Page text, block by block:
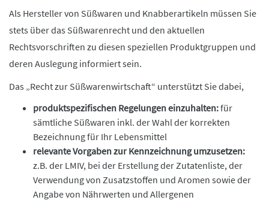
Als Hersteller von Süßwaren und Knabberartikeln müssen Sie
stets über das Süßwarenrecht und den aktuellen
Rechtsvorschriften zu diesen speziellen Produktgruppen und
deren Auslegung informiert sein.
Das „Recht zur Süßwarenwirtschaft“ unterstützt Sie dabei,
produktspezifischen Regelungen einzuhalten:für
sämtliche Süßwaren inkl. der Wahl der korrekten
Bezeichnung für Ihr Lebensmittel
relevante Vorgaben zur Kennzeichnung umzusetzen:
z.B. der LMIV, bei der Erstellung der Zutatenliste, der
Verwendung von Zusatzstoffen und Aromen sowie der
Angabe von Nährwerten und Allergenen